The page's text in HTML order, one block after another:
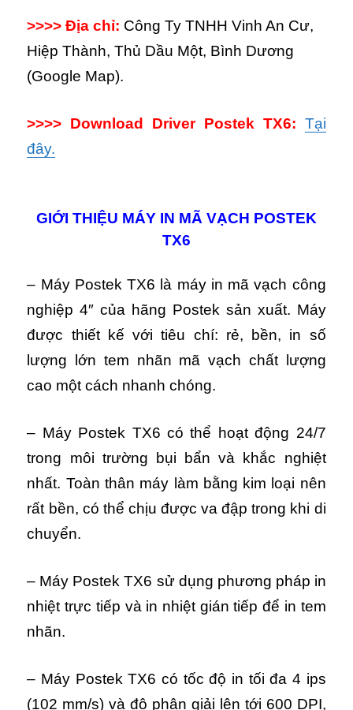
>>>> Địa chỉ: Công Ty TNHH Vinh An Cư,
Hiệp Thành, Thủ Dầu Một, Bình Dương
(Google Map).
>>>> Download Driver Postek TX6: Tại
đây.
GIỚI THIỆU MÁY IN MÃ VẠCH POSTEK
TX6
– Máy Postek TX6 là máy in mã vạch công
nghiệp 4″ của hãng Postek sản xuất. Máy
được thiết kế với tiêu chí: rẻ, bền, in số
lượng lớn tem nhãn mã vạch chất lượng
cao một cách nhanh chóng.
– Máy Postek TX6 có thể hoạt động 24/7
trong môi trường bụi bẩn và khắc nghiệt
nhất. Toàn thân máy làm bằng kim loại nên
rất bền, có thể chịu được va đập trong khi di
chuyển.
– Máy Postek TX6 sử dụng phương pháp in
nhiệt trực tiếp và in nhiệt gián tiếp để in tem
nhãn.
– Máy Postek TX6 có tốc độ in tối đa 4 ips
(102 mm/s) và độ phân giải lên tới 600 DPI,